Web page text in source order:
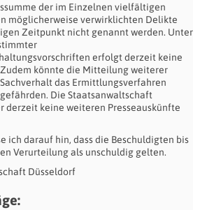
der im Einzelnen vielfältigen
möglicherweise verwirklichten Delikte
Zeitpunkt nicht genannt werden. Unter
erfolgt derzeit keine
könnte die Mitteilung weiterer
das Ermittlungsverfahren
Die Staatsanwaltschaft
derzeit keine weiteren Presseauskünfte
ich darauf hin, dass die Beschuldigten bis
Verurteilung als unschuldig gelten.
Düsseldorf